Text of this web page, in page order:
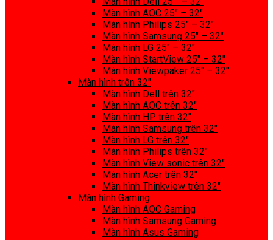
Màn hình AOC 25″ – 32″
Màn hình Philips 25″ – 32″
Màn hình Samsung 25″ – 32″
Màn hình LG 25″ – 32″
Màn hình StartView 25″ – 32″
Màn hình Viewpaker 25″ – 32″
Màn hình trên 32″
Màn hình Dell trên 32″
Màn hình AOC trên 32″
Màn hình HP trên 32″
Màn hình Samsung trên 32″
Màn hình LG trên 32″
Màn hình Philips trên 32″
Màn hình View sonic trên 32″
Màn hình Acer trên 32″
Màn hình Thinkview trên 32″
Màn hình Gaming
Màn hình AOC Gaming
Màn hình Samsung Gaming
Màn hình Asus Gaming